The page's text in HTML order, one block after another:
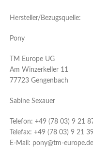
Hersteller/Bezugsquelle:
Pony
TM Europe UG
Am Winzerkeller 11
77723 Gengenbach
Sabine Sexauer
Telefon: +49 (78 03) 9 21
Telefax: +49 (78 03) 9 21
E-Mail: pony@tm-europe.de